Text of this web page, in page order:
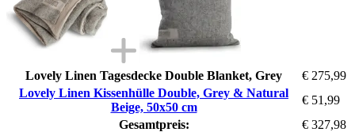
Lovely Linen Tagesdecke Double Blanket, Grey
€ 275,99
Lovely Linen Kissenhülle Double, Grey & Natural
Beige, 50x50 cm
€ 51,99
Gesamtpreis:
€ 327,98